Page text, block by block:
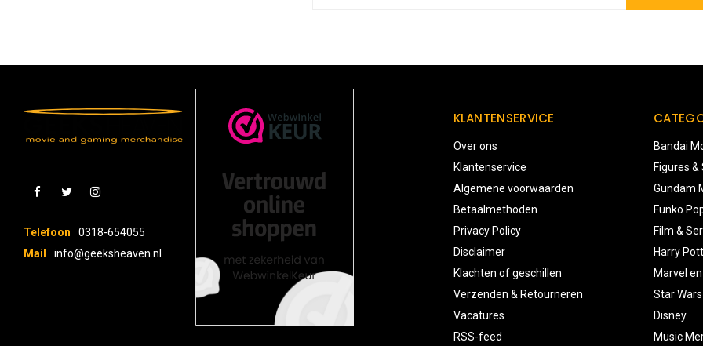
Telefoon
0318-654055
Mail
info@geeksheaven.nl
KLANTENSERVICE
Over ons
Klantenservice
Algemene voorwaarden
Betaalmethoden
Privacy Policy
Disclaimer
Klachten of geschillen
Verzenden & Retourneren
Vacatures
RSS-feed
Bandai
Figures
Gundam
Funko
Film &
Harry
Marvel en
Star Wars
Disney
Music